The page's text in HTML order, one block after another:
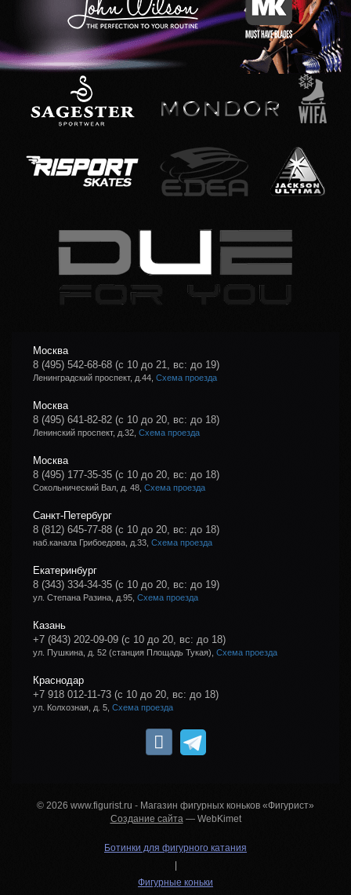
Москва
8 (495) 542-68-68 (с 10 до 21, вс: до 19)
Ленинградский проспект, д.44, Схема проезда
Москва
8 (495) 641-82-82 (с 10 до 20, вс: до 18)
Ленинский проспект, д.32, Схема проезда
Москва
8 (495) 177-35-35 (с 10 до 20, вс: до 18)
Сокольнический Вал, д. 48, Схема проезда
Санкт-Петербург
8 (812) 645-77-88 (с 10 до 20, вс: до 18)
наб.канала Грибоедова, д.33, Схема проезда
Екатеринбург
8 (343) 334-34-35 (с 10 до 20, вс: до 19)
ул. Степана Разина, д.95, Схема проезда
Казань
+7 (843) 202-09-09 (с 10 до 20, вс: до 18)
ул. Пушкина, д. 52 (станция Площадь Тукая), Схема проезда
Краснодар
+7 918 012-11-73 (с 10 до 20, вс: до 18)
ул. Колхозная, д. 5, Схема проезда
© 2026 www.figurist.ru - Магазин фигурных коньков «Фигурист»
Создание сайта — WebKimet
Ботинки для фигурного катания
|
Фигурные коньки